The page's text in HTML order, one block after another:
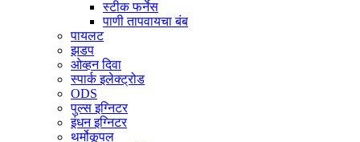
स्टीक फर्नेस
पाणी तापवायचा बंब
पायलट
झडप
ओव्हन दिवा
स्पार्क इलेक्ट्रोड
ODS
पुल्स इग्निटर
इंधन इग्निटर
थर्मोकूपल